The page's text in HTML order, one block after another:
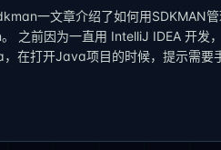
一文章介绍了如何用SDKMAN
之前因为一直用 IntelliJ IDEA 开发
在打开Java项目的时候，提示需